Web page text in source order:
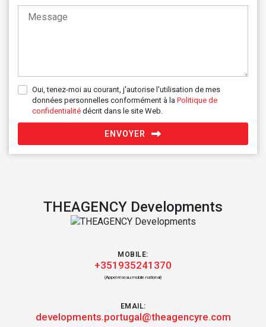
Oui, tenez-moi au courant, j'autorise l'utilisation de mes
données personnelles conformément à la Politique de
confidentialité décrit dans le site Web.
ENVOYER
THEAGENCY Developments
MOBILE:
+351935241370
(Appel réseau mobile national)
EMAIL:
developments.portugal@theagencyre.com